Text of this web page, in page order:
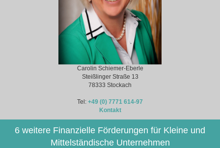
Carolin Schiemer-Eberle
Steißlinger Straße 13
78333 Stockach
Tel: +49 (0) 7771 614-97
Kontakt
6 weitere Finanzielle Förderungen für Kleine und
Mittelständische Unternehmen